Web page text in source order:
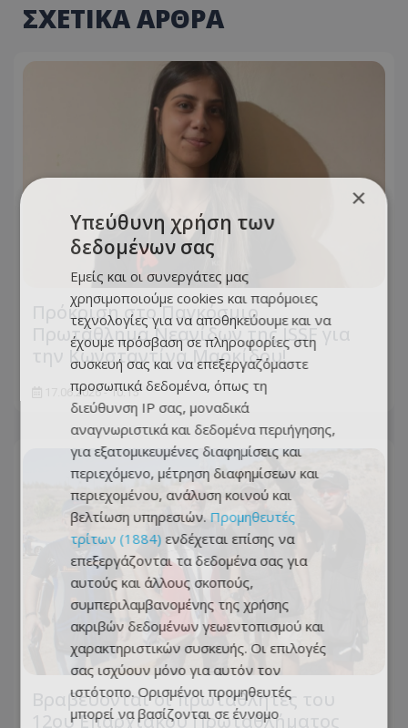
ΣΧΕΤΙΚΑ ΑΡΘΡΑ
Πρόκριση στο Παγκόσμιο
Πρωτάθλημα Νεανίδων της ISSF για
την Κωνσταντίνα Μαρκίδου!
17.06.2026 - 10:15
Βραβεύονται οι πρωταθλητές του
12ου Επαρχιακού Πρωταθλήματος
×
Υπεύθυνη χρήση των
δεδομένων σας
Εμείς και οι συνεργάτες μας
χρησιμοποιούμε cookies και παρόμοιες
τεχνολογίες για να αποθηκεύουμε και να
έχουμε πρόσβαση σε πληροφορίες στη
συσκευή σας και να επεξεργαζόμαστε
προσωπικά δεδομένα, όπως τη
διεύθυνση IP σας, μοναδικά
αναγνωριστικά και δεδομένα περιήγησης,
για εξατομικευμένες διαφημίσεις και
περιεχόμενο, μέτρηση διαφημίσεων και
περιεχομένου, ανάλυση κοινού και
βελτίωση υπηρεσιών. Προμηθευτές
τρίτων (1884) ενδέχεται επίσης να
επεξεργάζονται τα δεδομένα σας για
αυτούς και άλλους σκοπούς,
συμπεριλαμβανομένης της χρήσης
ακριβών δεδομένων γεωεντοπισμού και
χαρακτηριστικών συσκευής. Οι επιλογές
σας ισχύουν μόνο για αυτόν τον
ιστότοπο. Ορισμένοι προμηθευτές
μπορεί να βασίζονται σε έννομο